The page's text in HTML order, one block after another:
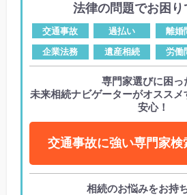
法律の問題でお困り
交通事故 過払い 離婚
企業法務 遺産相続 労働
専門家選びに困っ
未来相続ナビゲーターがオスス
安心！
交通事故に強い専門家検
相続のお悩みをお持